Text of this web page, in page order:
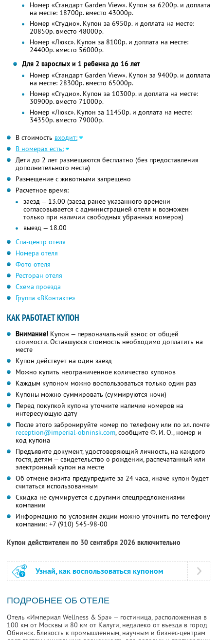
Номер «Стандарт Garden View». Купон за 6200р. и доплата
на месте: 18700р. вместо 43000р.
Номер «Студио». Купон за 6950р. и доплата на месте:
20850р. вместо 48000р.
Номер «Люкс». Купон за 8100р. и доплата на месте:
24400р. вместо 56000р.
Для 2 взрослых и 1 ребенка до 16 лет
Номер «Стандарт Garden View». Купон за 9400р. и доплата
на месте: 28300р. вместо 65000р.
Номер «Студио». Купон за 10300р. и доплата на месте:
30900р. вместо 71000р.
Номер «Люкс». Купон за 11450р. и доплата на месте:
34350р. вместо 79000р.
В стоимость входит:
В номерах есть:
Дети до 2 лет размещаются бесплатно (без предоставления
дополнительного места)
Размещение с животными запрещено
Расчетное время:
заезд — 13.00 (заезд ранее указанного времени
согласовывается с администрацией отеля и возможен
только при наличии свободных убранных номеров)
выезд — 18.00
Спа-центр отеля
Номера отеля
Фото отеля
Ресторан отеля
Схема проезда
Группа «ВКонтакте»
КАК РАБОТАЕТ КУПОН
Внимание! Купон — первоначальный взнос от общей
стоимости. Оставшуюся стоимость необходимо доплатить на
месте
Купон действует на один заезд
Можно купить неограниченное количество купонов
Каждым купоном можно воспользоваться только один раз
Купоны можно суммировать (суммируются ночи)
Перед покупкой купона уточните наличие номеров на
интересующую дату
После этого забронируйте номер по телефону или по эл. почте
reception@imperial-obninsk.com,сообщите Ф. И. О.,номер и
код купона
Предъявите документ, удостоверяющий личность, на каждого
гостя, детям — свидетельство о рождении, распечатанный или
электронный купон на месте
Об отмене визита предупредите за 24 часа, иначе купон будет
считаться использованным
Скидка не суммируется с другими спецпредложениями
компании
Информацию по условиям акции можно уточнить по телефону
компании: +7 (910) 545-98-00
Купон действителен по 30 сентября 2026 включительно
Узнай, как воспользоваться купоном
ПОДРОБНЕЕ ОБ ОТЕЛЕ
Отель «Империал Wellness & Spa» — гостиница, расположенная в
100 км от Москвы и 80 км от Калуги, недалеко от въезда в город
Обнинск. Близость к промышленным, научным и бизнес-центрам